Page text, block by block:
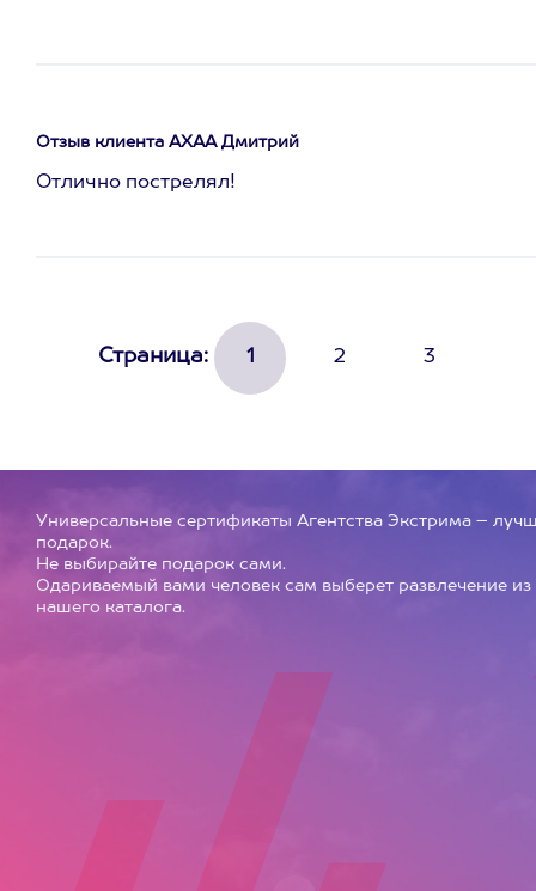
Отзыв клиента АХАА Дмитрий
Отлично пострелял!
Страница: 1 2 3
Универсальные сертификаты Агентства Экстрима –
подарок.
Не выбирайте подарок сами.
Одариваемый вами человек сам выберет развлечение из
нашего каталога.